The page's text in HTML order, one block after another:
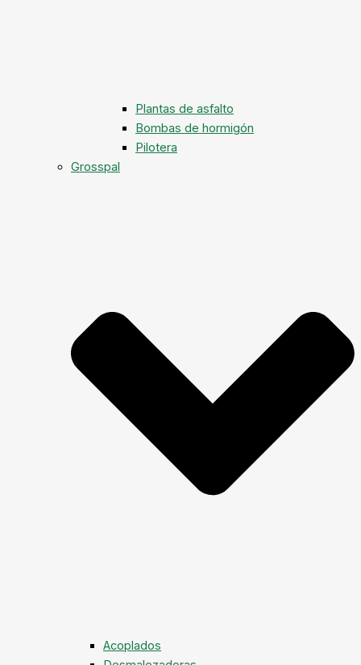
Plantas de asfalto
Bombas de hormigón
Pilotera
Grosspal
Acoplados